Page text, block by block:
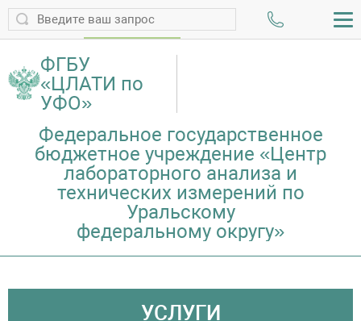
ФГБУ
«ЦЛАТИ по
УФО»
Федеральное государственное
бюджетное учреждение «Центр
лабораторного анализа и
технических измерений по
Уральскому
федеральному округу»
УСЛУГИ